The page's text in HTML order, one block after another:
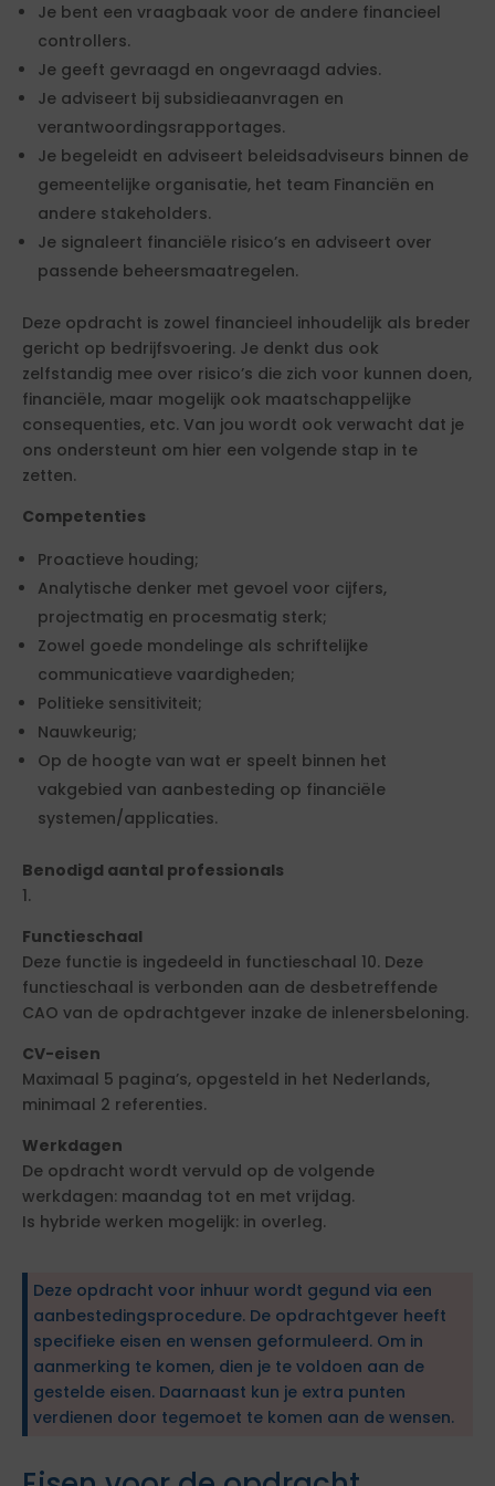
Je bent een vraagbaak voor de andere financieel
controllers.
Je geeft gevraagd en ongevraagd advies.
Je adviseert bij subsidieaanvragen en
verantwoordingsrapportages.
Je begeleidt en adviseert beleidsadviseurs binnen de
gemeentelijke organisatie, het team Financiën en
andere stakeholders.
Je signaleert financiële risico’s en adviseert over
passende beheersmaatregelen.
Deze opdracht is zowel financieel inhoudelijk als breder
gericht op bedrijfsvoering. Je denkt dus ook
zelfstandig mee over risico’s die zich voor kunnen doen,
financiële, maar mogelijk ook maatschappelijke
consequenties, etc. Van jou wordt ook verwacht dat je
ons ondersteunt om hier een volgende stap in te
zetten.
Competenties
Proactieve houding;
Analytische denker met gevoel voor cijfers,
projectmatig en procesmatig sterk;
Zowel goede mondelinge als schriftelijke
communicatieve vaardigheden;
Politieke sensitiviteit;
Nauwkeurig;
Op de hoogte van wat er speelt binnen het
vakgebied van aanbesteding op financiële
systemen/applicaties.
Benodigd aantal professionals
1.
Functieschaal
Deze functie is ingedeeld in functieschaal 10. Deze
functieschaal is verbonden aan de desbetreffende
CAO van de opdrachtgever inzake de inlenersbeloning.
CV-eisen
Maximaal 5 pagina’s, opgesteld in het Nederlands,
minimaal 2 referenties.
Werkdagen
De opdracht wordt vervuld op de volgende
werkdagen: maandag tot en met vrijdag.
Is hybride werken mogelijk: in overleg.
Deze opdracht voor inhuur wordt gegund via een
aanbestedingsprocedure. De opdrachtgever heeft
specifieke eisen en wensen geformuleerd. Om in
aanmerking te komen, dien je te voldoen aan de
gestelde eisen. Daarnaast kun je extra punten
verdienen door tegemoet te komen aan de wensen.